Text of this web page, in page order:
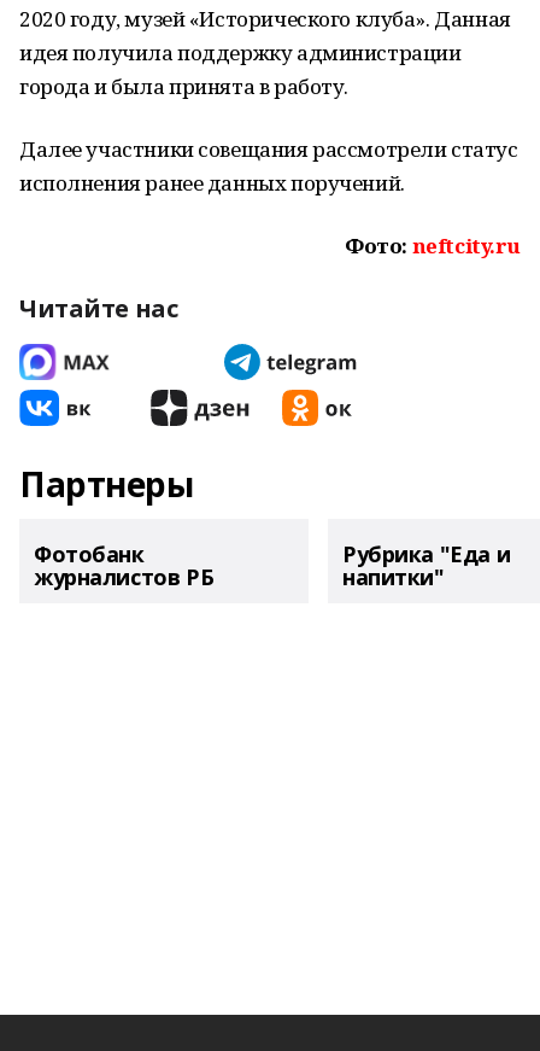
2020 году, музей «Исторического клуба». Данная
идея получила поддержку администрации
города и была принята в работу.
Далее участники совещания рассмотрели статус
исполнения ранее данных поручений.
Фото: neftcity.ru
Читайте нас
Партнеры
Фотобанк
журналистов РБ
Рубрика "Еда и
напитки"